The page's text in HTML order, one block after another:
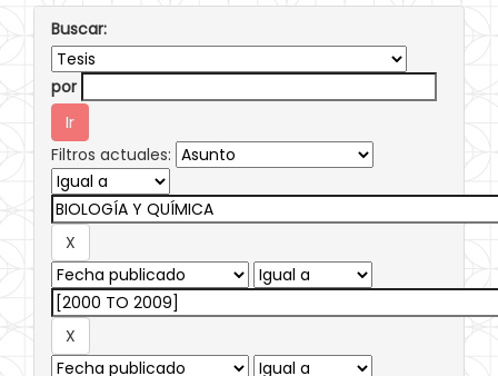
Buscar:
por
Filtros actuales: